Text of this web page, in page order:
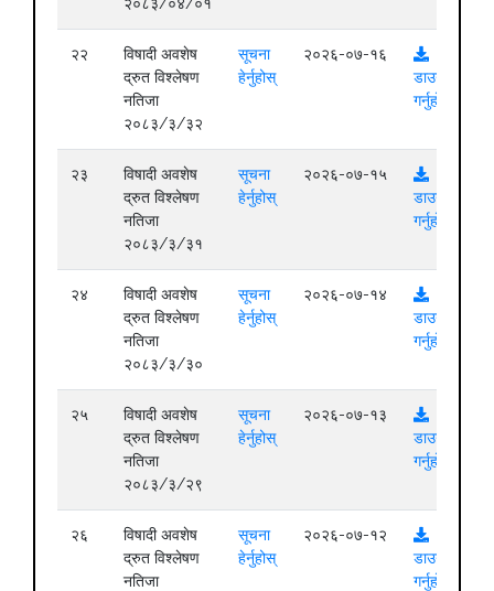
२२
विषादी अवशेष
द्रुत विश्लेषण
नतिजा
२०८३/३/३२
सूचना
हेर्नुहोस्
२०२६-०७-१६
डाउनलोड
गर्नुहोस्
२३
विषादी अवशेष
द्रुत विश्लेषण
नतिजा
२०८३/३/३१
सूचना
हेर्नुहोस्
२०२६-०७-१५
डाउनलोड
गर्नुहोस्
२४
विषादी अवशेष
द्रुत विश्लेषण
नतिजा
२०८३/३/३०
सूचना
हेर्नुहोस्
२०२६-०७-१४
डाउनलोड
गर्नुहोस्
२५
विषादी अवशेष
द्रुत विश्लेषण
नतिजा
२०८३/३/२९
सूचना
हेर्नुहोस्
२०२६-०७-१३
डाउनलोड
गर्नुहोस्
२६
विषादी अवशेष
द्रुत विश्लेषण
नतिजा
सूचना
हेर्नुहोस्
२०२६-०७-१२
डाउनलोड
गर्नुहोस्